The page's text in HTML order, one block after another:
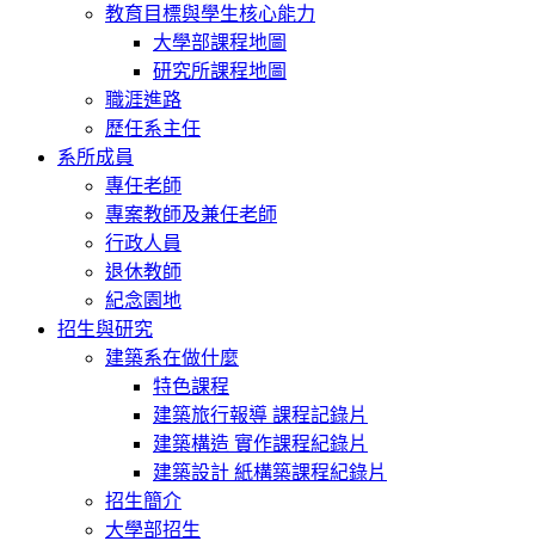
教育目標與學生核心能力
大學部課程地圖
研究所課程地圖
職涯進路
歷任系主任
系所成員
專任老師
專案教師及兼任老師
行政人員
退休教師
紀念園地
招生與研究
建築系在做什麼
特色課程
建築旅行報導 課程記錄片
建築構造 實作課程紀錄片
建築設計 紙構築課程紀錄片
招生簡介
大學部招生